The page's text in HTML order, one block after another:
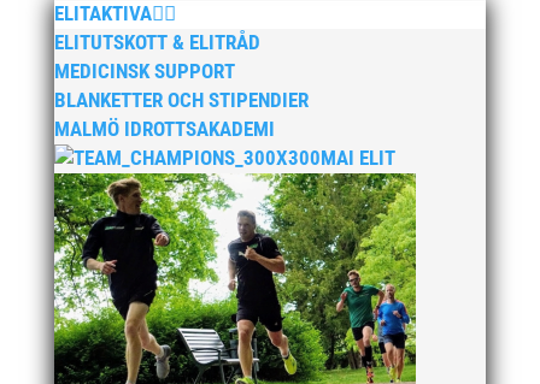
ELITAKTIVA
ELITUTSKOTT & ELITRÅD
MEDICINSK SUPPORT
BLANKETTER OCH STIPENDIER
MALMÖ IDROTTSAKADEMI
MAI ELIT